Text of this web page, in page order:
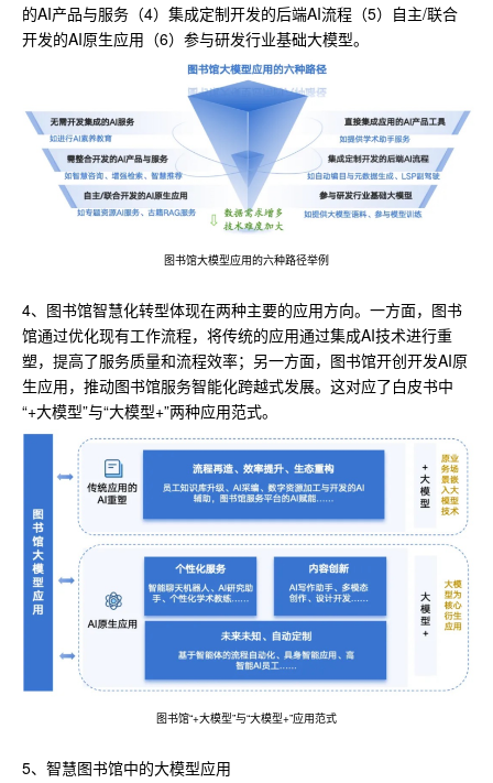
的AI产品与服务（4）集成定制开发的后端AI流程（5）自主/联合
开发的AI原生应用（6）参与研发行业基础大模型。
图书馆大模型应用的六种路径举例
4、图书馆智慧化转型体现在两种主要的应用方向。一方面，图书
馆通过优化现有工作流程，将传统的应用通过集成AI技术进行重
塑，提高了服务质量和流程效率；另一方面，图书馆开创开发AI原
生应用，推动图书馆服务智能化跨越式发展。这对应了白皮书中
“+大模型”与“大模型+”两种应用范式。
图书馆“+大模型”与“大模型+”应用范式
5、智慧图书馆中的大模型应用